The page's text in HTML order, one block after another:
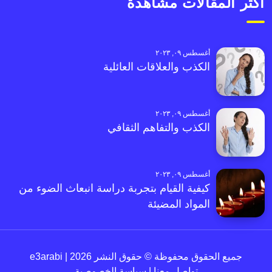
أغسطس ٠٩, ٢٠٢٣
الكذب والعلاقات العائلية
أغسطس ٠٩, ٢٠٢٣
الكذب والتفاهم الثقافي
أغسطس ٠٩, ٢٠٢٣
كيفية القيام بتجربة دراسة انبعاث الضوء من
المواد المضيئة
جميع الحقوق محفوظة © حقوق النشر 2026 | e3arabi